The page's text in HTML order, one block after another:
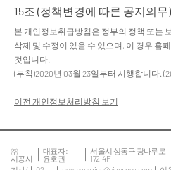
15조 (정책변경에 따른 공지의무)
본 개인정보취급방침은 정부의 정책 또는
삭제 및 수정이 있을 수 있으며, 이 경우 홈
것입니다.
(부칙)2020년 03월 23일부터 시행합니다.
이전 개인정보처리방침 보기
㈜
시공사
대표자 :
윤호권
서울시 성동구 광나루로
172, 4F